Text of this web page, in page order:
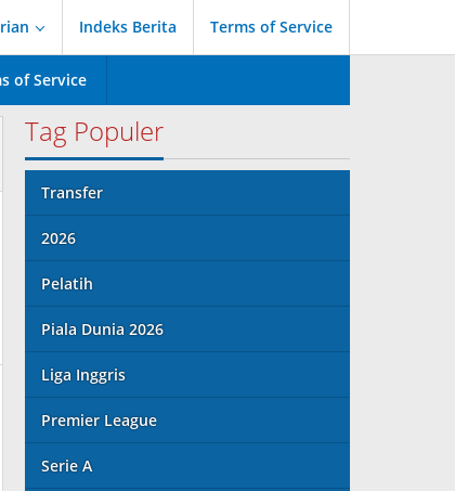
Indeks Berita Terms of Service
of Service
Tag Populer
Transfer
2026
Pelatih
Piala Dunia 2026
Liga Inggris
Premier League
Serie A